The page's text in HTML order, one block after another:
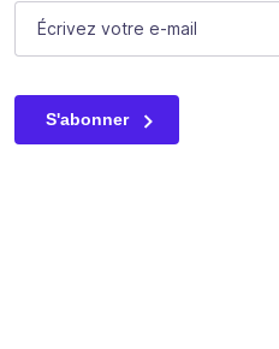
Facebook
Ce champ n’est utilisé qu’à
E-mail (Nécessaire)
S'abonner